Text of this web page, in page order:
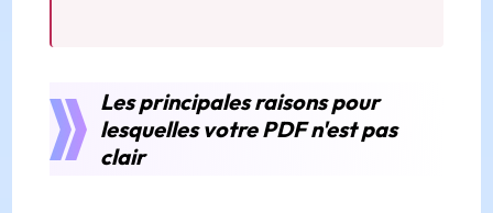
Les principales raisons pour
lesquelles votre PDF n'est pas
clair